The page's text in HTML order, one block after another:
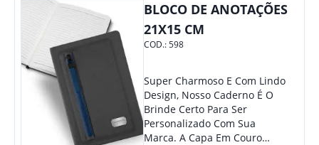
BLOCO DE ANOTAÇÕES
21X15 CM
COD.:598
Super Charmoso E Com Lindo
Design, Nosso Caderno É O
Brinde Certo Para Ser
Personalizado Com Sua
Marca. A Capa Em Couro